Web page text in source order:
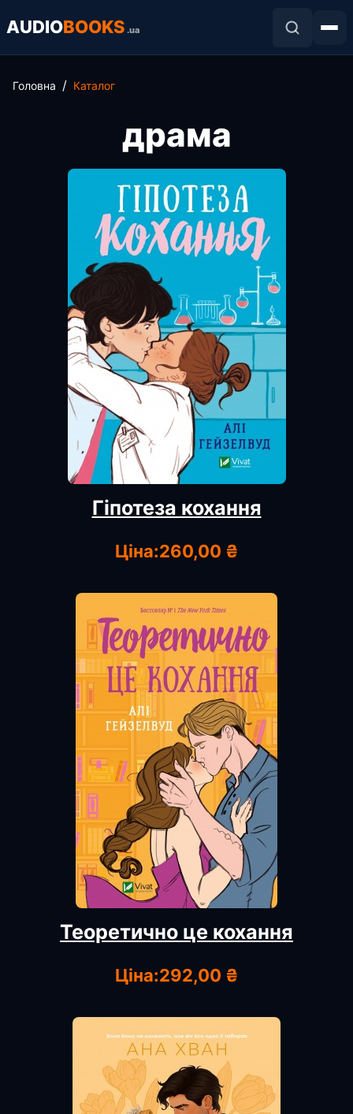
AUDIOBOOKS .ua
Головна Каталог
драма
Гіпотеза кохання
Ціна:260,00 ₴
Теоретично це кохання
Ціна:292,00 ₴